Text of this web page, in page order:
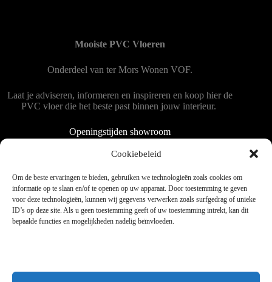
Cookiebeleid
Om de beste ervaringen te bieden, gebruiken we technologieën zoals cookies om
informatie op te slaan en/of te openen op uw apparaat. Door toestemming te geven
voor deze technologieën, kunnen wij gegevens verwerken zoals surfgedrag of unieke
ID’s op deze site. Als u geen toestemming geeft of uw toestemming intrekt, kan dit
bepaalde functies en mogelijkheden nadelig beïnvloeden.
Mooiste PVC Vloeren
Onderdeel van ter Mors Wonen VOF.
Laat je adviseren, informeren en inspireren en koop hier de
PVC vloer die het beste past binnen jouw interieur.
Openingstijden showroom
Dinsdag tot en met vrijdag 9:00 - 18:00
Zaterdag 9:00 tot 15:00
Copyright © 2025 - WordPress thema door blocksy - Made by
Jim ter Mors